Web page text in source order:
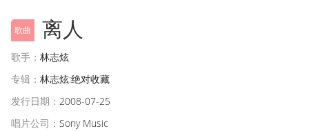
歌曲 离人
歌手： 林志炫
专辑： 林志炫:绝对收藏
发行日期： 2008-07-25
唱片公司： Sony Music